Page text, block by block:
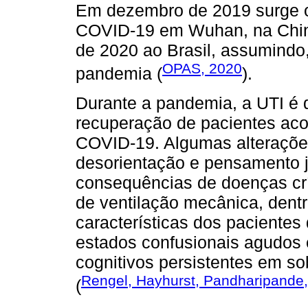
Em dezembro de 2019
COVID-19 em Wuhan, na
de 2020 ao Brasil,
pandemia (OPAS, 2020).
Durante a pandemia, a UTI é
recuperação de pacientes
COVID-19. Algumas
desorientação e
consequências de doenças
de ventilação mecânica,
características dos
estados confusionais
cognitivos persistentes em
(Rengel, Hayhurst,